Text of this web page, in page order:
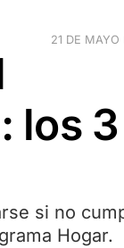
21 DE
los 3
si no
Hogar.